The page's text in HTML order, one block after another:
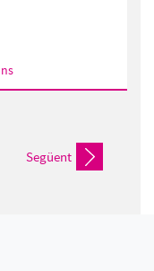
Següent